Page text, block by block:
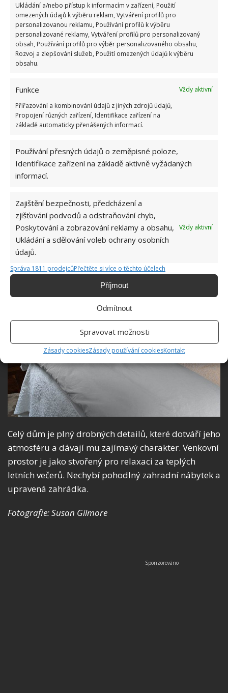
Ukládání a/nebo přístup k informacím v zařízení, Použití
omezených údajů k výběru reklam, Vytváření profilů pro
personalizovanou reklamu, Používání profilů k výběru
personalizované reklamy, Vytváření profilů pro personalizovaný
obsah, Používání profilů pro výběr personalizovaného obsahu,
Rozvoj a zlepšování služeb, Použití omezených údajů k výběru
obsahu.
Funkce
Vždy aktivní
Přiřazování a kombinování údajů z jiných zdrojů údajů,
Propojení různých zařízení, Identifikace zařízení na
základě automaticky přenášených informací.
Používání přesných údajů o zeměpisné poloze,
Identifikace zařízení na základě aktivně vyžádaných
informací.
Zajištění bezpečnosti, předcházení a
zjišťování podvodů a odstraňování chyb,
Poskytování a zobrazování reklamy a obsahu,
Ukládání a sdělování voleb ochrany osobních
údajů.
Vždy aktivní
Správa 1811 prodejcůPřečtěte si více o těchto účelech
Příjmout
Odmítnout
Spravovat možnosti
Zásady cookiesZásady používání cookiesKontakt
Vedle velkého obývacího pokoje je umístěna menší
ložnice, která však poskytuje dostatek pohodlí pro
spaní a odpočinek. Pokoji vévodí masivní dřevěná
postel a chytré úložné prostory, které působí velice
Celý dům je plný drobných detailů, které dotváří jeho
atmosféru a dávají mu zajímavý charakter. Venkovní
prostor je jako stvořený pro relaxaci za teplých
letních večerů. Nechybí pohodlný zahradní nábytek a
upravená zahrádka.
Fotografie: Susan Gilmore